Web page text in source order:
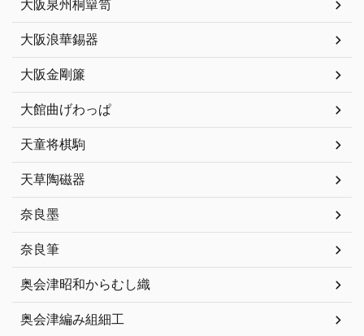
大阪泉州桐簞笥
大阪浪華錫器
大阪金剛簾
大館曲げわっぱ
天童将棋駒
天草陶磁器
奈良墨
奈良筆
奥会津昭和からむし織
奥会津編み組細工